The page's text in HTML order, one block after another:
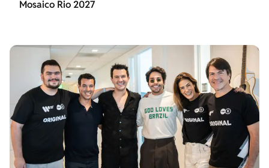
Mosaico Rio 2027